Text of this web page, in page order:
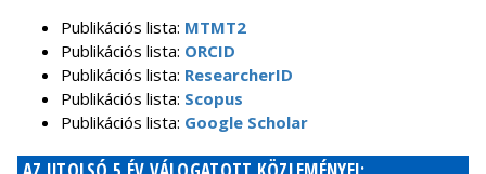
Publikációs lista: MTMT2
Publikációs lista: ORCID
Publikációs lista: ResearcherID
Publikációs lista: Scopus
Publikációs lista: Google Scholar